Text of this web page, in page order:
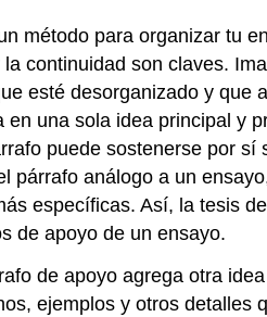
método para organizar tu
continuidad son claves.
esté desorganizado y que
en una sola idea principal y
puede sostenerse por
párrafo análogo a un
específicas. Así, la tesis
de apoyo de un ensayo.
de apoyo agrega otra
ejemplos y otros detalles